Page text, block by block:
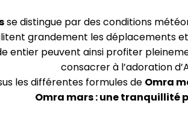
se distingue par des conditions
grandement les déplacements et
entier peuvent ainsi profiter
consacrer à l’adoration
les différentes formules de Omra
Omra mars : une tranquillité